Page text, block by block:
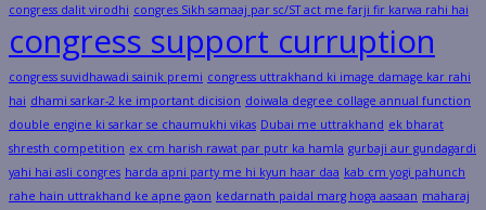
congress dalit virodhi congres Sikh samaaj par sc/ST act me farji fir karwa rahi hai
congress support curruption
congress suvidhawadi sainik premi congress uttrakhand ki image damage kar rahi
hai dhami sarkar-2 ke important dicision doiwala degree collage annual function
double engine ki sarkar se chaumukhi vikas Dubai me uttrakhand ek bharat
shresth competition ex cm harish rawat par putr ka hamla gurbaji aur gundagardi
yahi hai asli congres harda apni party me hi kyun haar daa kab cm yogi pahunch
rahe hain uttrakhand ke apne gaon kedarnath paidal marg hoga aasaan maharaj